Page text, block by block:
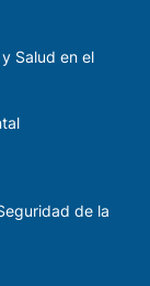
Salud en el
de la